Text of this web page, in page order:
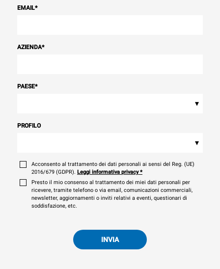
EMAIL*
AZIENDA*
PAESE*
▾
PROFILO
▾
Acconsento al trattamento dei dati personali ai sensi del Reg. (UE)
2016/679 (GDPR). Leggi informativa privacy*
Presto il mio consenso al trattamento dei miei dati personali per
ricevere, tramite telefono o via email, comunicazioni commerciali,
newsletter, aggiornamenti o inviti relativi a eventi, questionari di
soddisfazione, etc.
INVIA